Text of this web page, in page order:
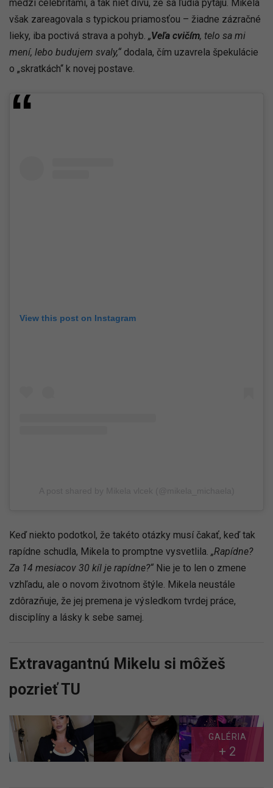
medzi celebritami, a tak niet divu, že sa ľudia pýtajú. Mikela
však zareagovala s typickou priamosťou – žiadne zázračné
lieky, iba poctivá strava a pohyb. „Veľa cvičím, telo sa mi
mení, lebo budujem svaly,“ dodala, čím uzavrela špekulácie
o „skratkách“ k novej postave.
View this post on Instagram
Keď niekto podotkol, že takéto otázky musí čakať, keď tak
rapídne schudla, Mikela to promptne vysvetlila. „Rapídne?
Za 14 mesiacov 30 kíl je rapídne?“ Nie je to len o zmene
vzhľadu, ale o novom životnom štýle. Mikela neustále
zdôrazňuje, že jej premena je výsledkom tvrdej práce,
disciplíny a lásky k sebe samej.
Extravagantnú Mikelu si môžeš
pozrieť TU
GALÉRIA
+ 2